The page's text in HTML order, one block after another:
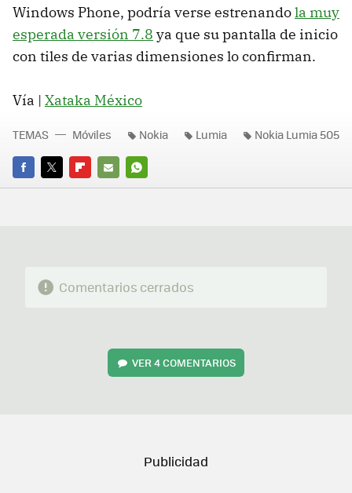
Windows Phone, podría verse estrenandola muy
esperada versión 7.8 ya que su pantalla de inicio
con tiles de varias dimensiones lo confirman.
Vía | Xataka México
FACEBOOK
TWITTERFLIPBOARD
E-
WHATSAPP
TEMAS Móviles Nokia Lumia Nokia Lumia 505
Comentarios cerrados
VER4 COMENTARIOS